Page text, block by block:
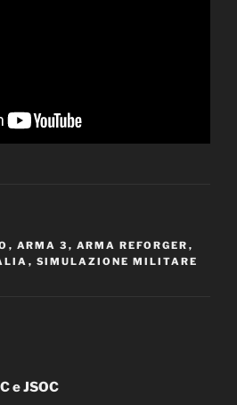
, ARMA 3 , ARMA REFORGER ,
, SIMULAZIONE MILITARE
e JSOC